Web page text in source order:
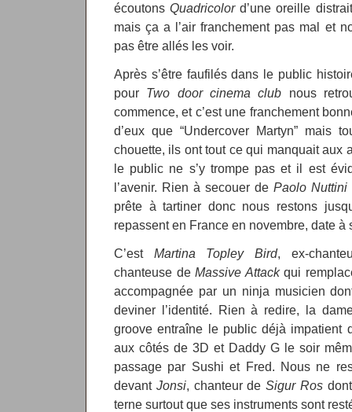
écoutonsQuadricolord’une oreille
mais ça a l’air franchement pas mal et
pas être allés les voir.
Après s’être faufilés dans le public
pour Two door cinema club nous
commence, et c’est une franchement
d’eux que “Undercover Martyn” mais
chouette, ils ont tout ce qui manquait aux
le public ne s’y trompe pas et il est
l’avenir. Rien à secouer de Paolo Nuttini
prête à tartiner donc nous restons
repassent en France en novembre, date à
C’est Martina Topley Bird, ex-
chanteuse deMassive Attackqui
accompagnée par un ninja musicien
deviner l’identité. Rien à redire, la
groove entraîne le public déjà impatient
aux côtés de 3D et Daddy G le soir
passage par Sushi et Fred. Nous ne
devant Jonsi, chanteur de Sigur Rosdont
terne surtout que ses instruments sont